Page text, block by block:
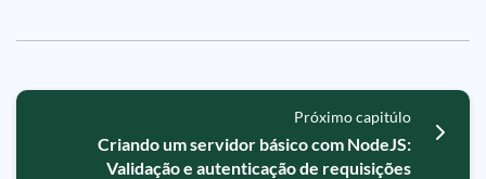
Próximo capitúlo
Criando um servidor básico com NodeJS:
Validação e autenticação de requisições